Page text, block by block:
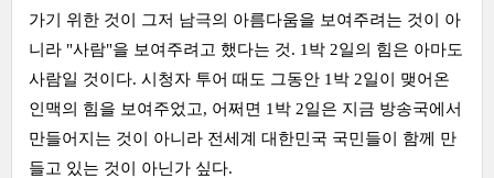
가기 위한 것이 그저 남극의 아름다움을 보여주려는 것이 아
니라 "사람"을 보여주려고 했다는 것. 1박 2일의 힘은 아마도
사람일 것이다. 시청자 투어 때도 그동안 1박 2일이 맺어온
인맥의 힘을 보여주었고, 어쩌면 1박 2일은 지금 방송국에서
만들어지는 것이 아니라 전세계 대한민국 국민들이 함께 만
들고 있는 것이 아닌가 싶다.